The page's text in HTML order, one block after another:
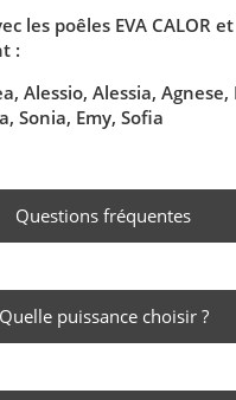
les poêles EVA CALOR
:
Alessio, Alessia,
Sonia, Emy, Sofia
Questions fréquentes
Quelle puissance choisir ?